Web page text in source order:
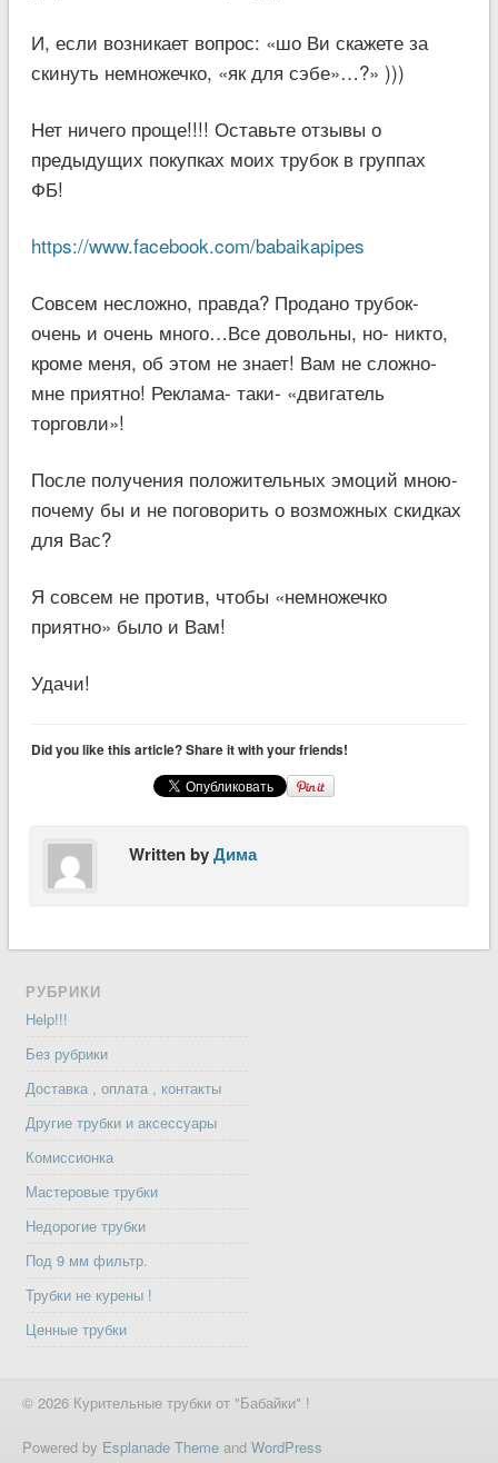
И, если возникает вопрос: «шо Ви скажете за
скинуть немножечко, «як для сэбе»…?» )))
Нет ничего проще!!!! Оставьте отзывы о
предыдущих покупках моих трубок в группах
ФБ!
https://www.facebook.com/babaikapipes
Совсем несложно, правда? Продано трубок-
очень и очень много…Все довольны, но- никто,
кроме меня, об этом не знает! Вам не сложно-
мне приятно! Реклама- таки- «двигатель
торговли»!
После получения положительных эмоций мною-
почему бы и не поговорить о возможных скидках
для Вас?
Я совсем не против, чтобы «немножечко
приятно» было и Вам!
Удачи!
Did you like this article? Share it with your friends!
Written byДима
РУБРИКИ
Help!!!
Без рубрики
Доставка , оплата , контакты
Другие трубки и аксессуары
Комиссионка
Мастеровые трубки
Недорогие трубки
Под 9 мм фильтр.
Трубки не курены !
Ценные трубки
© 2026 Курительные трубки от "Бабайки" !
Powered by Esplanade Theme and WordPress